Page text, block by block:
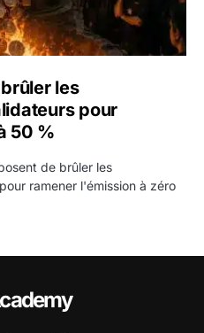
les
pour
50 %
de brûler les
ramener l'émission à zéro